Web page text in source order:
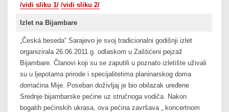
/vidi sliku 1/ /vidi sliku 2/
Izlet na Bijambare
„Česká beseda“ Sarajevo je svoj tradicionalni godišnji izlet
organizirala 26.06.2011.g. odlaskom u Zaštićeni pejzaž
Bijambare. Članovi koji su se zaputili u poznato izletište uživali
su u ljepotama prirode i specijalitetima planinarskog doma
domaćina Mije. Poseban doživljaj je bio obilazak uređene
Srednje bijambarske pećine uz stručnoga vodiča. Nakon
bogatih pećinskih ukrasa, ova pećina završava „ koncertnom